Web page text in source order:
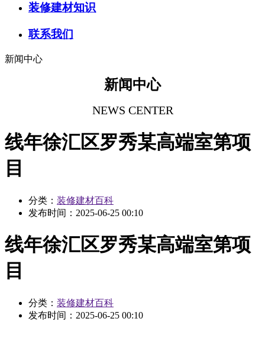
装修建材知识
联系我们
新闻中心
新闻中心
NEWS CENTER
线年徐汇区罗秀某高端室第项
目
分类： 装修建材百科
发布时间： 2025-06-25 00:10
线年徐汇区罗秀某高端室第项
目
分类： 装修建材百科
发布时间： 2025-06-25 00:10